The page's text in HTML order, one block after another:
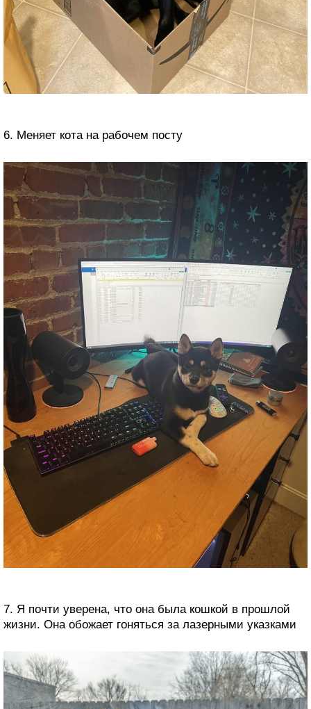
6. Меняет кота на рабочем посту
7. Я почти уверена, что она была кошкой в прошлой
жизни. Она обожает гоняться за лазерными указками